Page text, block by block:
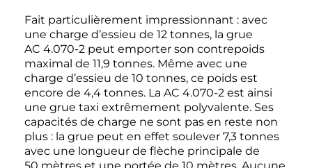
Fait particulièrement impressionnant : avec
une charge d’essieu de 12 tonnes, la grue
AC 4.070-2 peut emporter son contrepoids
maximal de 11,9 tonnes. Même avec une
charge d’essieu de 10 tonnes, ce poids est
encore de 4,4 tonnes. La AC 4.070-2 est ainsi
une grue taxi extrêmement polyvalente. Ses
capacités de charge ne sont pas en reste non
plus : la grue peut en effet soulever 7,3 tonnes
avec une longueur de flèche principale de